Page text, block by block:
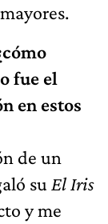
fue el
en estos
de un
su El Iris
y me